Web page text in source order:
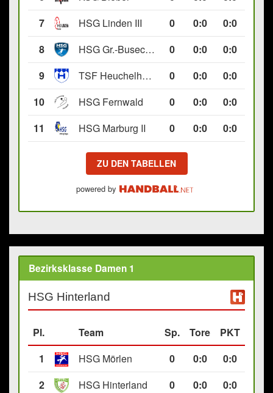
7
HSG Linden III 0 0:0
0:0
8
HSG Gr.-Buseck/Beuern II 0 0:0
0:0
9
TSF Heuchelheim II 0 0:0
0:0
10
HSG Fernwald 0 0:0
0:0
11
HSG Marburg II 0 0:0 0:0
ZU DEN TABELLEN
powered by
Bezirksklasse Damen 1
HSG Hinterland
Pl. Team Sp. Tore
PKT
1
HSG Mörlen 0 0:0
0:0
2
HSG Hinterland 0 0:0
0:0